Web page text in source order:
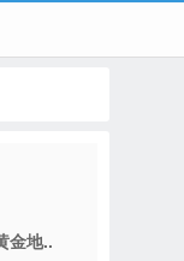
金地..